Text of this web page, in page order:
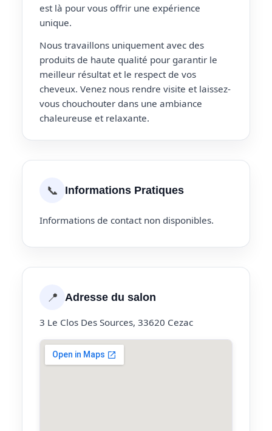
est là pour vous offrir une expérience
unique.
Nous travaillons uniquement avec des
produits de haute qualité pour garantir le
meilleur résultat et le respect de vos
cheveux. Venez nous rendre visite et laissez-
vous chouchouter dans une ambiance
chaleureuse et relaxante.
📞 Informations Pratiques
Informations de contact non disponibles.
📍 Adresse du salon
3 Le Clos Des Sources, 33620 Cezac